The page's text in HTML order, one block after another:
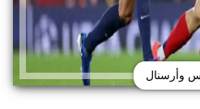
وأرسنال